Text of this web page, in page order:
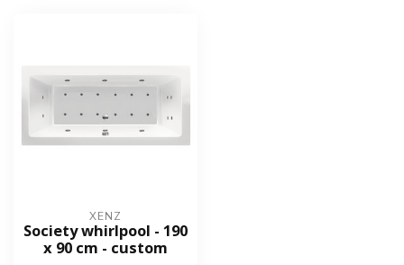
XENZ
Society whirlpool - 190
x 90 cm - custom